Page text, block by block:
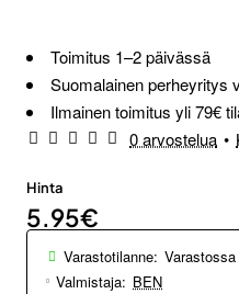
Toimitus 1–2 päivässä
Suomalainen perheyritys
Ilmainen toimitus yli 79€
0 arvostelua •
Hinta
5.95€
Varastotilanne:
Valmistaja: BEN